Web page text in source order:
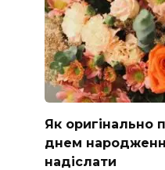
Як оригінально
днем
надіслати